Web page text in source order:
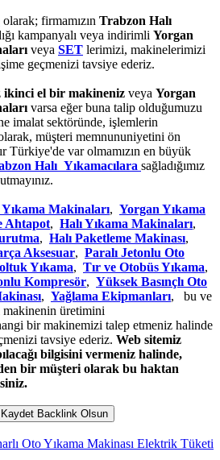
olarak; firmamızın Trabzon Halı
kampanyalı veya indirimli Yorgan
veya SET lerimizi, makinelerimizi
geçmenizi tavsiye ederiz.
ikinci el bir makineniz veya Yorgan
varsa eğer buna talip olduğumuzu
imalat sektöründe, işlemlerin
müşteri memnununiyetini ön
Türkiye'de var olmamızın en büyük
Halı Yıkamacılara sağladığımız
Makinaları, Yorgan Yıkama
Ahtapot, Halı Yıkama Makinaları,
, Halı Paketleme Makinası,
Aksesuar, Paralı Jetonlu Oto
Yıkama, Tır ve Otobüs Yıkama,
Kompresör, Yüksek Basınçlı Oto
, Yağlama Ekipmanları, bu ve
üretimini
bir makinemizi talep etmeniz halinde
tavsiye ederiz. Web sitemiz
bilgisini vermeniz halinde,
bir müşteri olarak bu haktan
Kaydet Backlink Olsun
Oto Yıkama Makinası Elektrik Tüketimi